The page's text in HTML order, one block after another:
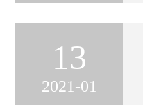
13
2021-01